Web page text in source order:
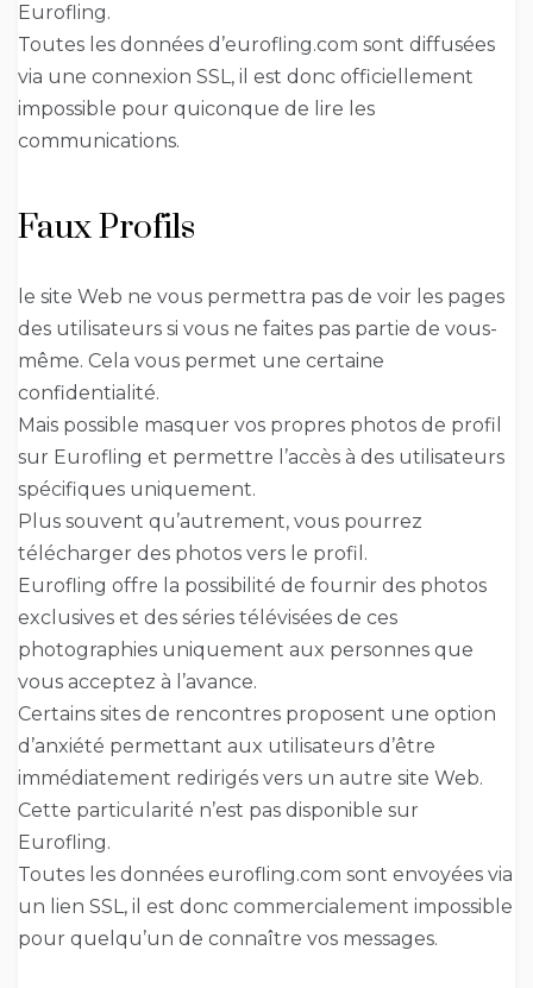
Eurofling.
Toutes les données d’eurofling.com sont diffusées
via une connexion SSL, il est donc officiellement
impossible pour quiconque de lire les
communications.
Faux Profils
le site Web ne vous permettra pas de voir les pages
des utilisateurs si vous ne faites pas partie de vous-
même. Cela vous permet une certaine
confidentialité.
Mais possible masquer vos propres photos de profil
sur Eurofling et permettre l’accès à des utilisateurs
spécifiques uniquement.
Plus souvent qu’autrement, vous pourrez
télécharger des photos vers le profil.
Eurofling offre la possibilité de fournir des photos
exclusives et des séries télévisées de ces
photographies uniquement aux personnes que
vous acceptez à l’avance.
Certains sites de rencontres proposent une option
d’anxiété permettant aux utilisateurs d’être
immédiatement redirigés vers un autre site Web.
Cette particularité n’est pas disponible sur
Eurofling.
Toutes les données eurofling.com sont envoyées via
un lien SSL, il est donc commercialement impossible
pour quelqu’un de connaître vos messages.